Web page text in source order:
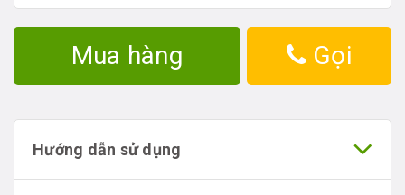
Mua hàng Gọi
Hướng dẫn sử dụng